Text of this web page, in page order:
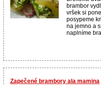
brambor
vršek si
posypeme
na jemno a
naplníme
Zapečené brambory ala mamina